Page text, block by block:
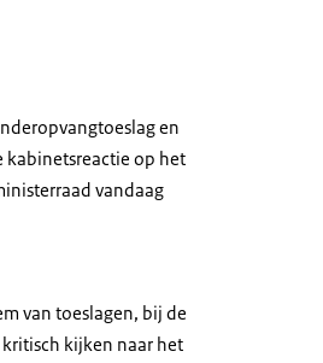
en
kabinetsreactie op het
vandaag
van toeslagen, bij de
kijken naar het